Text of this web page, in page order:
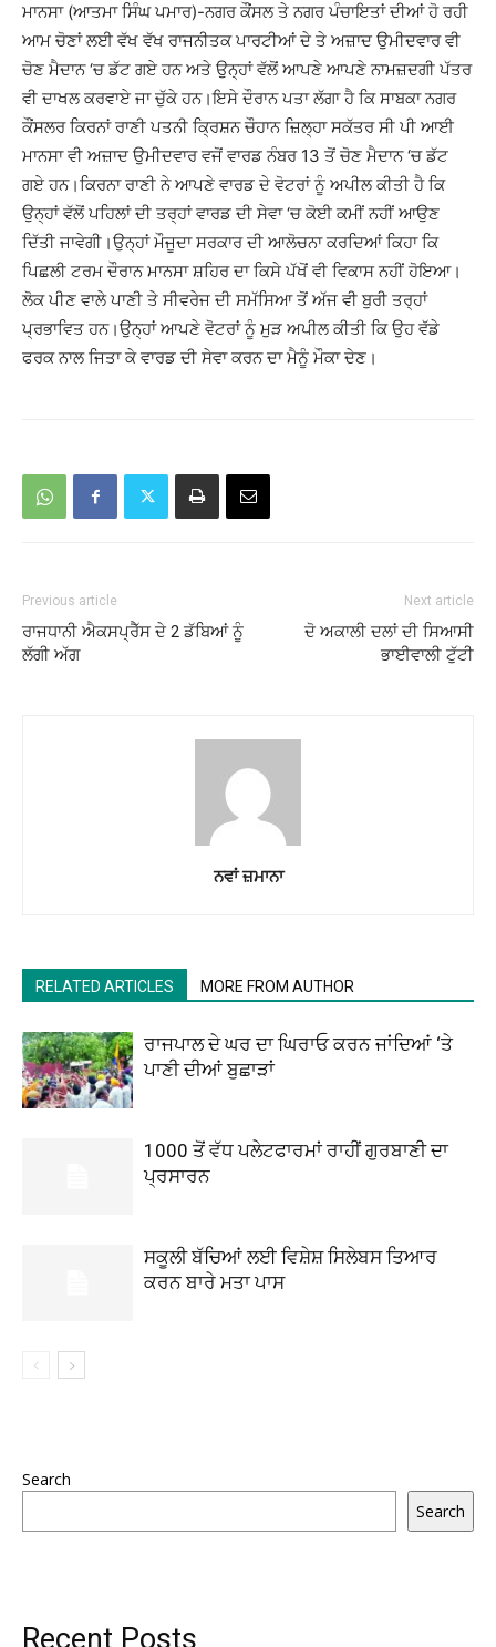
ਮਾਨਸਾ (ਆਤਮਾ ਸਿੰਘ ਪਮਾਰ)-ਨਗਰ ਕੌਂਸਲ ਤੇ ਨਗਰ ਪੰਚਾਇਤਾਂ ਦੀਆਂ ਹੋ ਰਹੀ
ਆਮ ਚੋਣਾਂ ਲਈ ਵੱਖ ਵੱਖ ਰਾਜਨੀਤਕ ਪਾਰਟੀਆਂ ਦੇ ਤੇ ਅਜ਼ਾਦ ਉਮੀਦਵਾਰ ਵੀ
ਚੋਣ ਮੈਦਾਨ ‘ਚ ਡੱਟ ਗਏ ਹਨ ਅਤੇ ਉਨ੍ਹਾਂ ਵੱਲੋਂ ਆਪਣੇ ਆਪਣੇ ਨਾਮਜ਼ਦਗੀ ਪੱਤਰ
ਵੀ ਦਾਖਲ ਕਰਵਾਏ ਜਾ ਚੁੱਕੇ ਹਨ।ਇਸੇ ਦੌਰਾਨ ਪਤਾ ਲੱਗਾ ਹੈ ਕਿ ਸਾਬਕਾ ਨਗਰ
ਕੌਂਸਲਰ ਕਿਰਨਾਂ ਰਾਣੀ ਪਤਨੀ ਕ੍ਰਿਸ਼ਨ ਚੌਹਾਨ ਜ਼ਿਲ੍ਹਾ ਸਕੱਤਰ ਸੀ ਪੀ ਆਈ
ਮਾਨਸਾ ਵੀ ਅਜ਼ਾਦ ਉਮੀਦਵਾਰ ਵਜੋਂ ਵਾਰਡ ਨੰਬਰ 13 ਤੋਂ ਚੋਣ ਮੈਦਾਨ ‘ਚ ਡੱਟ
ਗਏ ਹਨ।ਕਿਰਨਾ ਰਾਣੀ ਨੇ ਆਪਣੇ ਵਾਰਡ ਦੇ ਵੋਟਰਾਂ ਨੂੰ ਅਪੀਲ ਕੀਤੀ ਹੈ ਕਿ
ਉਨ੍ਹਾਂ ਵੱਲੋਂ ਪਹਿਲਾਂ ਦੀ ਤਰ੍ਹਾਂ ਵਾਰਡ ਦੀ ਸੇਵਾ ‘ਚ ਕੋਈ ਕਮੀਂ ਨਹੀਂ ਆਉਣ
ਦਿੱਤੀ ਜਾਵੇਗੀ।ਉਨ੍ਹਾਂ ਮੌਜੂਦਾ ਸਰਕਾਰ ਦੀ ਆਲੋਚਨਾ ਕਰਦਿਆਂ ਕਿਹਾ ਕਿ
ਪਿਛਲੀ ਟਰਮ ਦੌਰਾਨ ਮਾਨਸਾ ਸ਼ਹਿਰ ਦਾ ਕਿਸੇ ਪੱਖੋਂ ਵੀ ਵਿਕਾਸ ਨਹੀਂ ਹੋਇਆ।
ਲੋਕ ਪੀਣ ਵਾਲੇ ਪਾਣੀ ਤੇ ਸੀਵਰੇਜ ਦੀ ਸਮੱਸਿਆ ਤੋਂ ਅੱਜ ਵੀ ਬੁਰੀ ਤਰ੍ਹਾਂ
ਪ੍ਰਭਾਵਿਤ ਹਨ।ਉਨ੍ਹਾਂ ਆਪਣੇ ਵੋਟਰਾਂ ਨੂੰ ਮੁੜ ਅਪੀਲ ਕੀਤੀ ਕਿ ਉਹ ਵੱਡੇ
ਫਰਕ ਨਾਲ ਜਿਤਾ ਕੇ ਵਾਰਡ ਦੀ ਸੇਵਾ ਕਰਨ ਦਾ ਮੈਨੂੰ ਮੌਕਾ ਦੇਣ।
Previous article
ਰਾਜਧਾਨੀ ਐਕਸਪ੍ਰੈੱਸ ਦੇ 2 ਡੱਬਿਆਂ ਨੂੰ
ਲੱਗੀ ਅੱਗ
Next article
ਦੋ ਅਕਾਲੀ ਦਲਾਂ ਦੀ ਸਿਆਸੀ
ਭਾਈਵਾਲੀ ਟੁੱਟੀ
ਨਵਾਂ ਜ਼ਮਾਨਾ
RELATED ARTICLES MORE FROM AUTHOR
ਰਾਜਪਾਲ ਦੇ ਘਰ ਦਾ ਘਿਰਾਓ ਕਰਨ ਜਾਂਦਿਆਂ ‘ਤੇ
ਪਾਣੀ ਦੀਆਂ ਬੁਛਾੜਾਂ
1000 ਤੋਂ ਵੱਧ ਪਲੇਟਫਾਰਮਾਂ ਰਾਹੀਂ ਗੁਰਬਾਣੀ ਦਾ
ਪ੍ਰਸਾਰਨ
ਸਕੂਲੀ ਬੱਚਿਆਂ ਲਈ ਵਿਸ਼ੇਸ਼ ਸਿਲੇਬਸ ਤਿਆਰ
ਕਰਨ ਬਾਰੇ ਮਤਾ ਪਾਸ
Search
Search
Recent Posts